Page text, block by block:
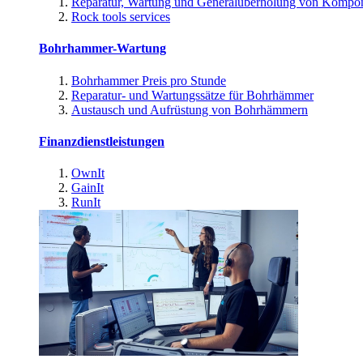
Rock tools services
Bohrhammer-Wartung
Bohrhammer Preis pro Stunde
Reparatur- und Wartungssätze für Bohrhämmer
Austausch und Aufrüstung von Bohrhämmern
Finanzdienstleistungen
OwnIt
GainIt
RunIt